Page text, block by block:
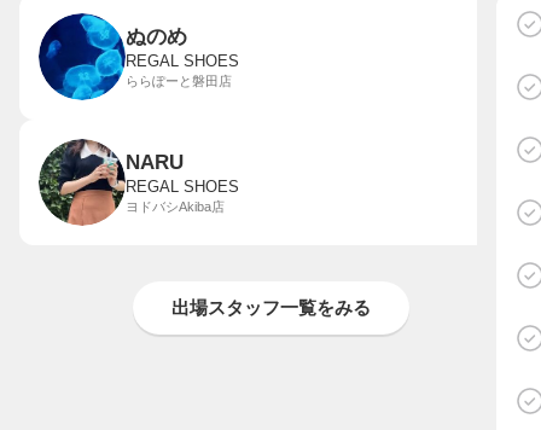
ぬのめ
REGAL SHOES
ららぽーと磐田店
NARU
REGAL SHOES
ヨドバシAkiba店
出場スタッフ一覧をみる